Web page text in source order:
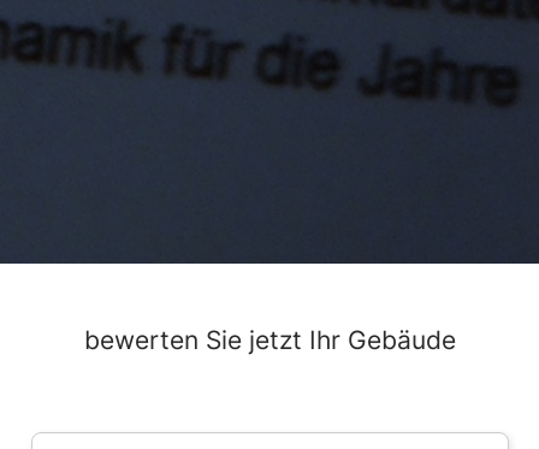
bewerten Sie jetzt Ihr Gebäude